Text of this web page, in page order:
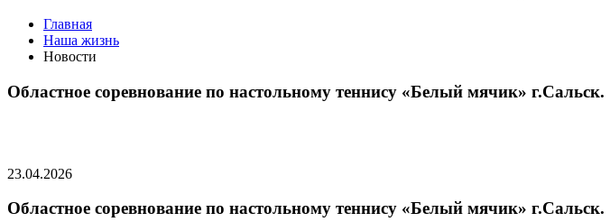
Главная
Наша жизнь
Новости
Областное соревнование по настольному теннису «Белый мячик» г.Сальск.
23.04.2026
Областное соревнование по настольному теннису «Белый мячик» г.Сальск.